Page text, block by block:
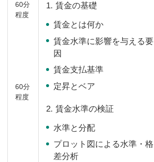
60分
程度
60分
程度
1. 賃金の基礎
賃金とは何か
賃金水準に影響を与える要
因
賃金支払基準
定昇とベア
2. 賃金水準の検証
水準と分配
プロット図による水準・格
差分析